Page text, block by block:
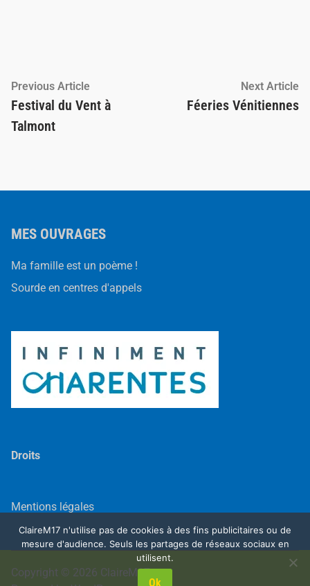
Navigation
de
l’article
Previous Article
article:
Festival du Vent à
Talmont
Next Article
Féeries Vénitiennes
MES OUVRAGES
Ma famille est un poème !
Sourde en centres d'appels
Droits
Mentions légales
Copyright © 2026 ClaireM17.
ClaireM17 n'utilise pas de cookies à des fins publicitaires ou de
mesure d'audience. Seuls les partages de réseaux sociaux en
utilisent.
Ok